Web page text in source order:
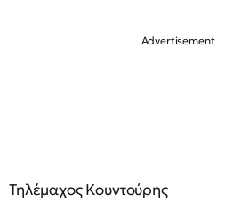
Τηλέμαχος Κουντούρης